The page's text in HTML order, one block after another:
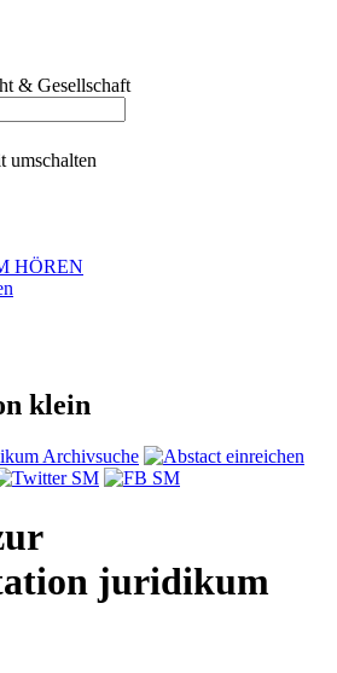
& Gesellschaft
umschalten
HÖREN
klein
juridikum